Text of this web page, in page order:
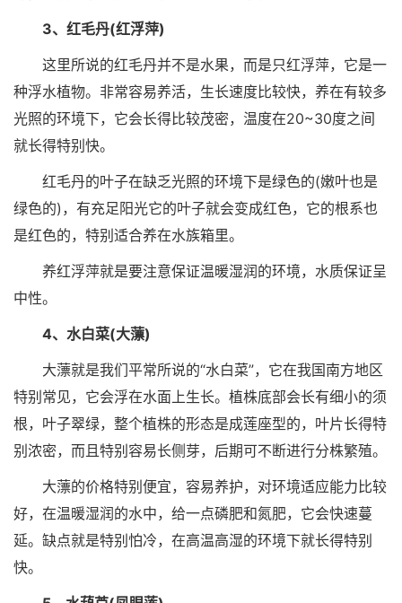
3、红毛丹(红浮萍)
这里所说的红毛丹并不是水果，而是只红浮萍，它是一
种浮水植物。非常容易养活，生长速度比较快，养在有较多
光照的环境下，它会长得比较茂密，温度在20~30度之间
就长得特别快。
红毛丹的叶子在缺乏光照的环境下是绿色的(嫩叶也是
绿色的)，有充足阳光它的叶子就会变成红色，它的根系也
是红色的，特别适合养在水族箱里。
养红浮萍就是要注意保证温暖湿润的环境，水质保证呈
中性。
4、水白菜(大薸)
大薸就是我们平常所说的“水白菜”，它在我国南方地区
特别常见，它会浮在水面上生长。植株底部会长有细小的须
根，叶子翠绿，整个植株的形态是成莲座型的，叶片长得特
别浓密，而且特别容易长侧芽，后期可不断进行分株繁殖。
大薸的价格特别便宜，容易养护，对环境适应能力比较
好，在温暖湿润的水中，给一点磷肥和氮肥，它会快速蔓
延。缺点就是特别怕冷，在高温高湿的环境下就长得特别
快。